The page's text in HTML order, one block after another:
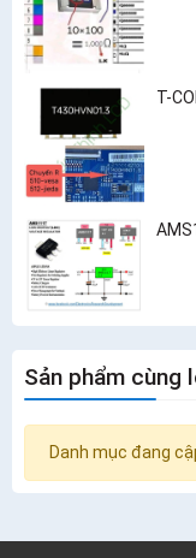
T-
Sản phẩm cùng
Danh mục đang